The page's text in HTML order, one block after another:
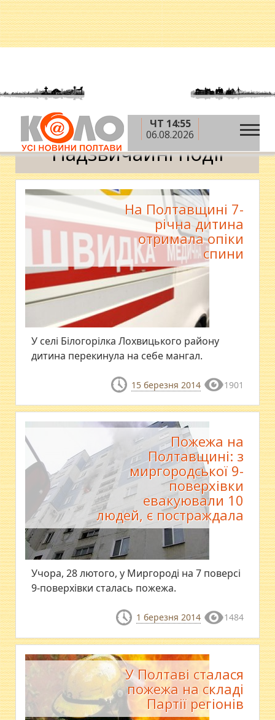
ЧТ 14:55
06.08.2026
Головна » Новини » Надзвичайні події
Надзвичайні події
На Полтавщині 7-
річна дитина
отримала опіки
спини
У селі Білогорілка Лохвицького району
дитина перекинула на себе мангал.
15 березня 2014 1901
Пожежа на
Полтавщині: з
миргородської 9-
поверхівки
евакуювали 10
людей, є постраждала
Учора, 28 лютого, у Миргороді на 7 поверсі
9-поверхівки сталась пожежа.
1 березня 2014 1484
У Полтаві сталася
пожежа на складі
Партії регіонів